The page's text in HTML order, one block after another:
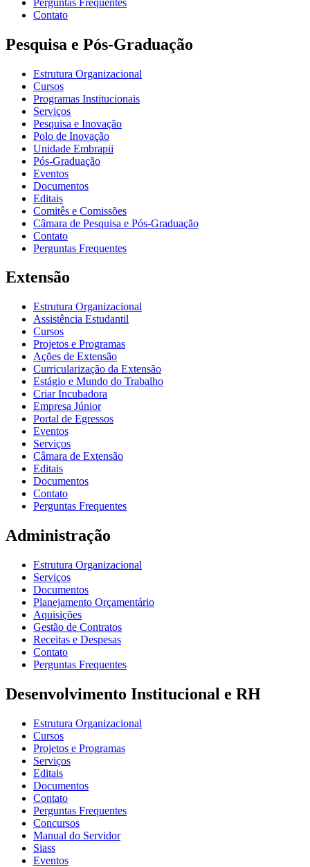
Contato
Pesquisa e Pós-Graduação
Estrutura Organizacional
Cursos
Programas Institucionais
Serviços
Pesquisa e Inovação
Polo de Inovação
Unidade Embrapii
Pós-Graduação
Eventos
Documentos
Editais
Comitês e Comissões
Câmara de Pesquisa e Pós-Graduação
Contato
Perguntas Frequentes
Extensão
Estrutura Organizacional
Assistência Estudantil
Cursos
Projetos e Programas
Ações de Extensão
Curricularização da Extensão
Estágio e Mundo do Trabalho
Criar Incubadora
Empresa Júnior
Portal de Egressos
Eventos
Serviços
Câmara de Extensão
Editais
Documentos
Contato
Perguntas Frequentes
Administração
Estrutura Organizacional
Serviços
Documentos
Planejamento Orçamentário
Aquisições
Gestão de Contratos
Receitas e Despesas
Contato
Perguntas Frequentes
Desenvolvimento Institucional e RH
Estrutura Organizacional
Cursos
Projetos e Programas
Serviços
Editais
Documentos
Contato
Perguntas Frequentes
Concursos
Manual do Servidor
Siass
Eventos